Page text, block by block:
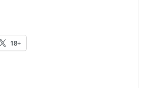
18+